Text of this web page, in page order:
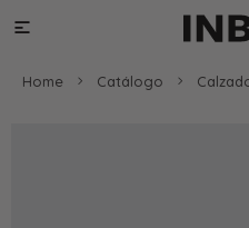

Home Catálogo